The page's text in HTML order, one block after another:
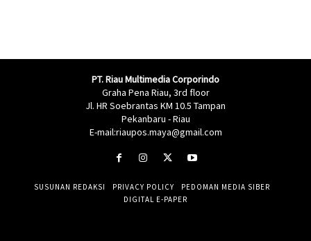
PT. Riau Multimedia Corporindo
Graha Pena Riau, 3rd floor
Jl. HR Soebrantas KM 10.5 Tampan
Pekanbaru - Riau
E-mail:riaupos.maya@gmail.com
SUSUNAN REDAKSI PRIVACY POLICY
PEDOMAN MEDIA SIBER
DIGITAL E-PAPER